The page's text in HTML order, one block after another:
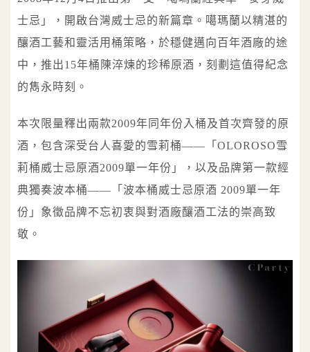
士忌」，開啟台灣威士忌的新篇章。噶瑪蘭以精湛的
釀酒工藝和靈活用桶策略，於穩健邁向百年酒廠的途
中，推出15年桶陳淬煉的珍稀原酒，刻劃這值得紀念
的雋永時刻。
本次限量釋出兩款2009年同年份入桶及首次齊發的原
酒，包含深受台人喜愛的雪莉桶——「OLOROSO雪
莉桶威士忌原酒2009單一年份」，以及品牌第一款經
典獨奏波本桶——「波本桶威士忌原酒 2009單一年
份」象徵品牌不忘初衷與對酒廠釀酒工法的崇高致
敬。